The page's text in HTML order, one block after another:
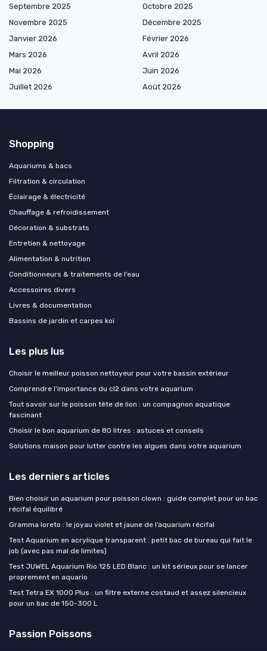
Septembre 2025
Octobre 2025
Novembre 2025
Décembre 2025
Janvier 2026
Février 2026
Mars 2026
Avril 2026
Mai 2026
Juin 2026
Juillet 2026
Août 2026
Shopping
Aquariums & bacs
Filtration & circulation
Éclairage & électricité
Chauffage & refroidissement
Décoration & substrats
Entretien & nettoyage
Alimentation & nutrition
Conditionneurs & traitements de l’eau
Accessoires divers
Livres & documentation
Bassins de jardin et carpes koï
Les plus lus
Choisir le meilleur poisson nettoyeur pour votre bassin extérieur
Comprendre l'importance du cl2 dans votre aquarium
Tout savoir sur le poisson tête de lion : un compagnon aquatique
fascinant
Choisir le bon aquarium de 80 litres : astuces et conseils
Solutions maison pour lutter contre les algues dans votre aquarium
Les derniers articles
Bien choisir un aquarium pour poisson clown : guide complet pour un bac
récifal équilibré
Gramma loreto : le joyau violet et jaune de l’aquarium récifal
Test Aquarium en acrylique transparent : petit bac de bureau qui fait le
job (avec pas mal de limites)
Test JUWEL Aquarium Rio 125 LED Blanc : un kit sérieux pour se lancer
proprement en aquario
Test Tetra EX 1000 Plus : un filtre externe costaud et assez silencieux
pour un bac de 150-300 L
Passion Poissons